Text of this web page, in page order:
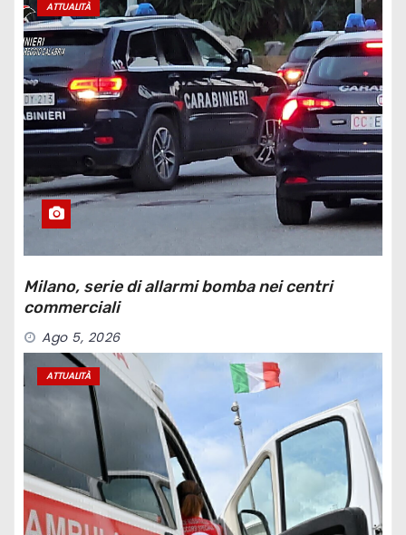
ATTUALITÀ
Milano, serie di allarmi bomba nei centri
commerciali
Ago 5, 2026
ATTUALITÀ